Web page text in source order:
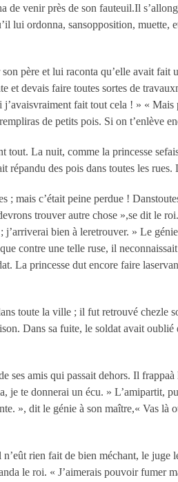
de venir près de son fauteuil.Il
lui ordonna, sansopposition, muette,
père et lui raconta qu’elle avait fait
et devais faire toutes sortes de
fait tout cela ! » «
de petits pois. Si on t’enlève
La nuit, comme la princesse
répandu des pois dans toutes les
mais c’était peine perdue !
trouver autre chose »,se dit le
j’arriverai bien à leretrouver. » Le
contre une telle ruse, il
La princesse dut encore faire
toute la ville ; il fut retrouvé chezle
Dans sa fuite, le soldat avait
ses amis qui passait dehors. Il
je te donnerai un écu. » L’amipartit,
», dit le génie à son maître,« Vas là
rien fait de bien méchant, le juge
le roi. « J’aimerais pouvoir fumer